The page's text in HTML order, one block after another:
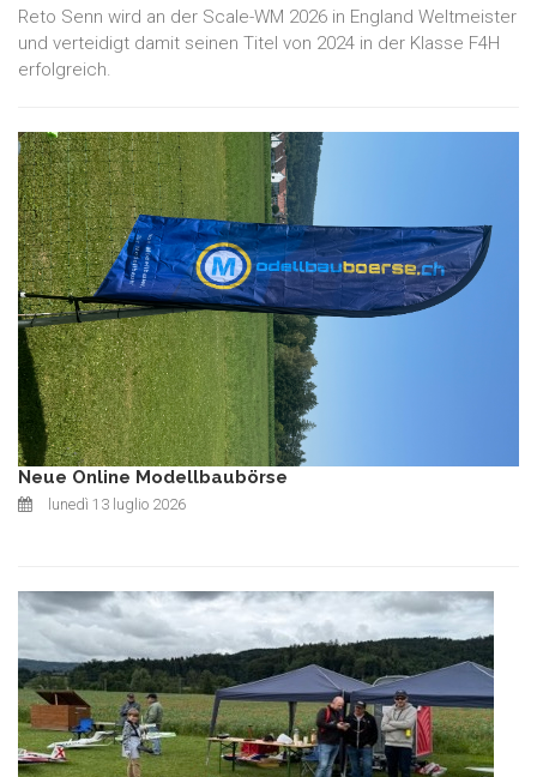
Reto Senn wird an der Scale-WM 2026 in England Weltmeister
und verteidigt damit seinen Titel von 2024 in der Klasse F4H
erfolgreich.
Neue Online Modellbaubörse
lunedì 13 luglio 2026